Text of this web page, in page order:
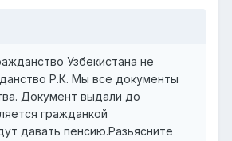
Узбекистана не
Р.К. Мы все документы
Документ выдали до
гражданкой
давать пенсию.Разьясните